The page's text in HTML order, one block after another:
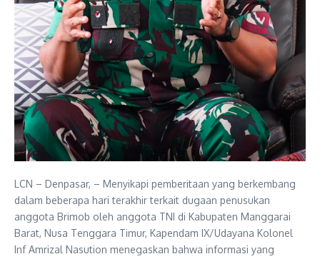
LCN – Denpasar, – Menyikapi pemberitaan yang berkembang
dalam beberapa hari terakhir terkait dugaan penusukan
anggota Brimob oleh anggota TNI di Kabupaten Manggarai
Barat, Nusa Tenggara Timur, Kapendam IX/Udayana Kolonel
Inf Amrizal Nasution menegaskan bahwa informasi yang